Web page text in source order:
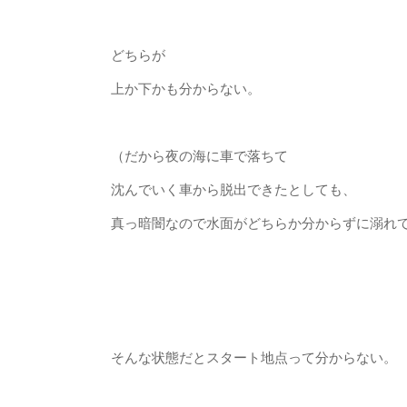
どちらが
上か下かも分からない。
（だから夜の海に車で落ちて
沈んでいく車から脱出できたとしても、
真っ暗闇なので水面がどちらか分からずに溺れ
そんな状態だとスタート地点って分からない。